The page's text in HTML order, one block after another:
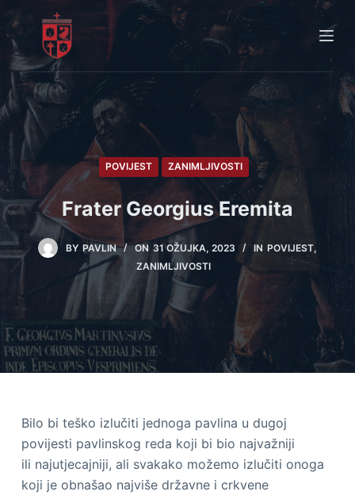
S
i
p
o
n
t
n
t
POVIJEST ZANIMLJIVOSTI
Frater Georgius Eremita
BY PAVLIN ON 31 OŽUJKA, 2023 IN POVIJEST,
ZANIMLJIVOSTI
Bilo bi teško izlučiti jednoga pavlina u dugoj
povijesti pavlinskog reda koji bi bio najvažniji
ili najutjecajniji, ali svakako možemo izlučiti onoga
koji je obnašao najviše državne i crkvene